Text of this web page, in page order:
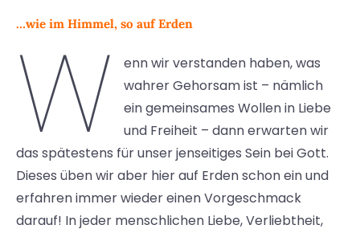
…wie im Himmel, so auf Erden
W
enn wir verstanden haben, was
wahrer Gehorsam ist – nämlich
ein gemeinsames Wollen in Liebe
und Freiheit – dann erwarten wir
das spätestens für unser jenseitiges Sein bei Gott.
Dieses üben wir aber hier auf Erden schon ein und
erfahren immer wieder einen Vorgeschmack
darauf! In jeder menschlichen Liebe, Verliebtheit,